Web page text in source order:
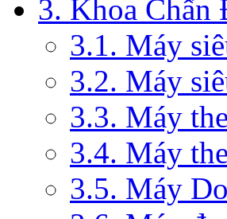
3. Khoa
3.1. Máy
3.2. Máy
3.3. Máy
3.4. Máy
3.5. Máy